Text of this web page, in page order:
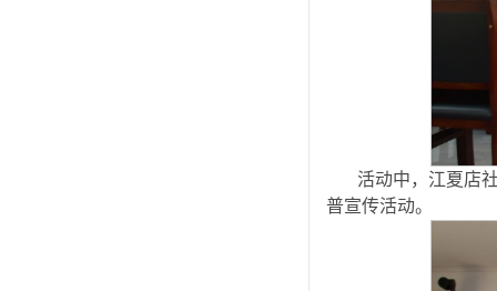
活动中，江夏店
普宣传活动。